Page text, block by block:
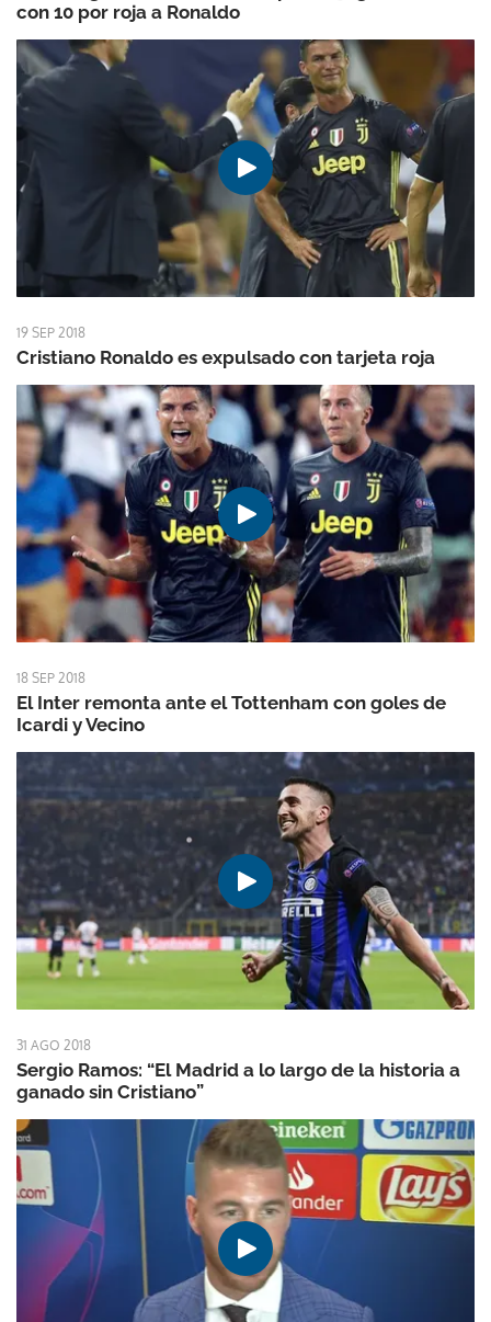
con 10 por roja a Ronaldo
19 SEP 2018
Cristiano Ronaldo es expulsado con tarjeta roja
18 SEP 2018
El Inter remonta ante el Tottenham con goles de
Icardi y Vecino
31 AGO 2018
Sergio Ramos: “El Madrid a lo largo de la historia a
ganado sin Cristiano”